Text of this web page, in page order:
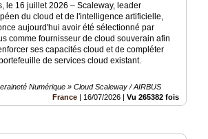
le 16 juillet 2026 – Scaleway, leader
du cloud et de l'intelligence artificielle,
aujourd'hui avoir été sélectionné par
comme fournisseur de cloud souverain afin
ses capacités cloud et de compléter
de services cloud existant.
Numérique » Cloud Scaleway / AIRBUS
France | 16/07/2026 |Vu 265382 fois